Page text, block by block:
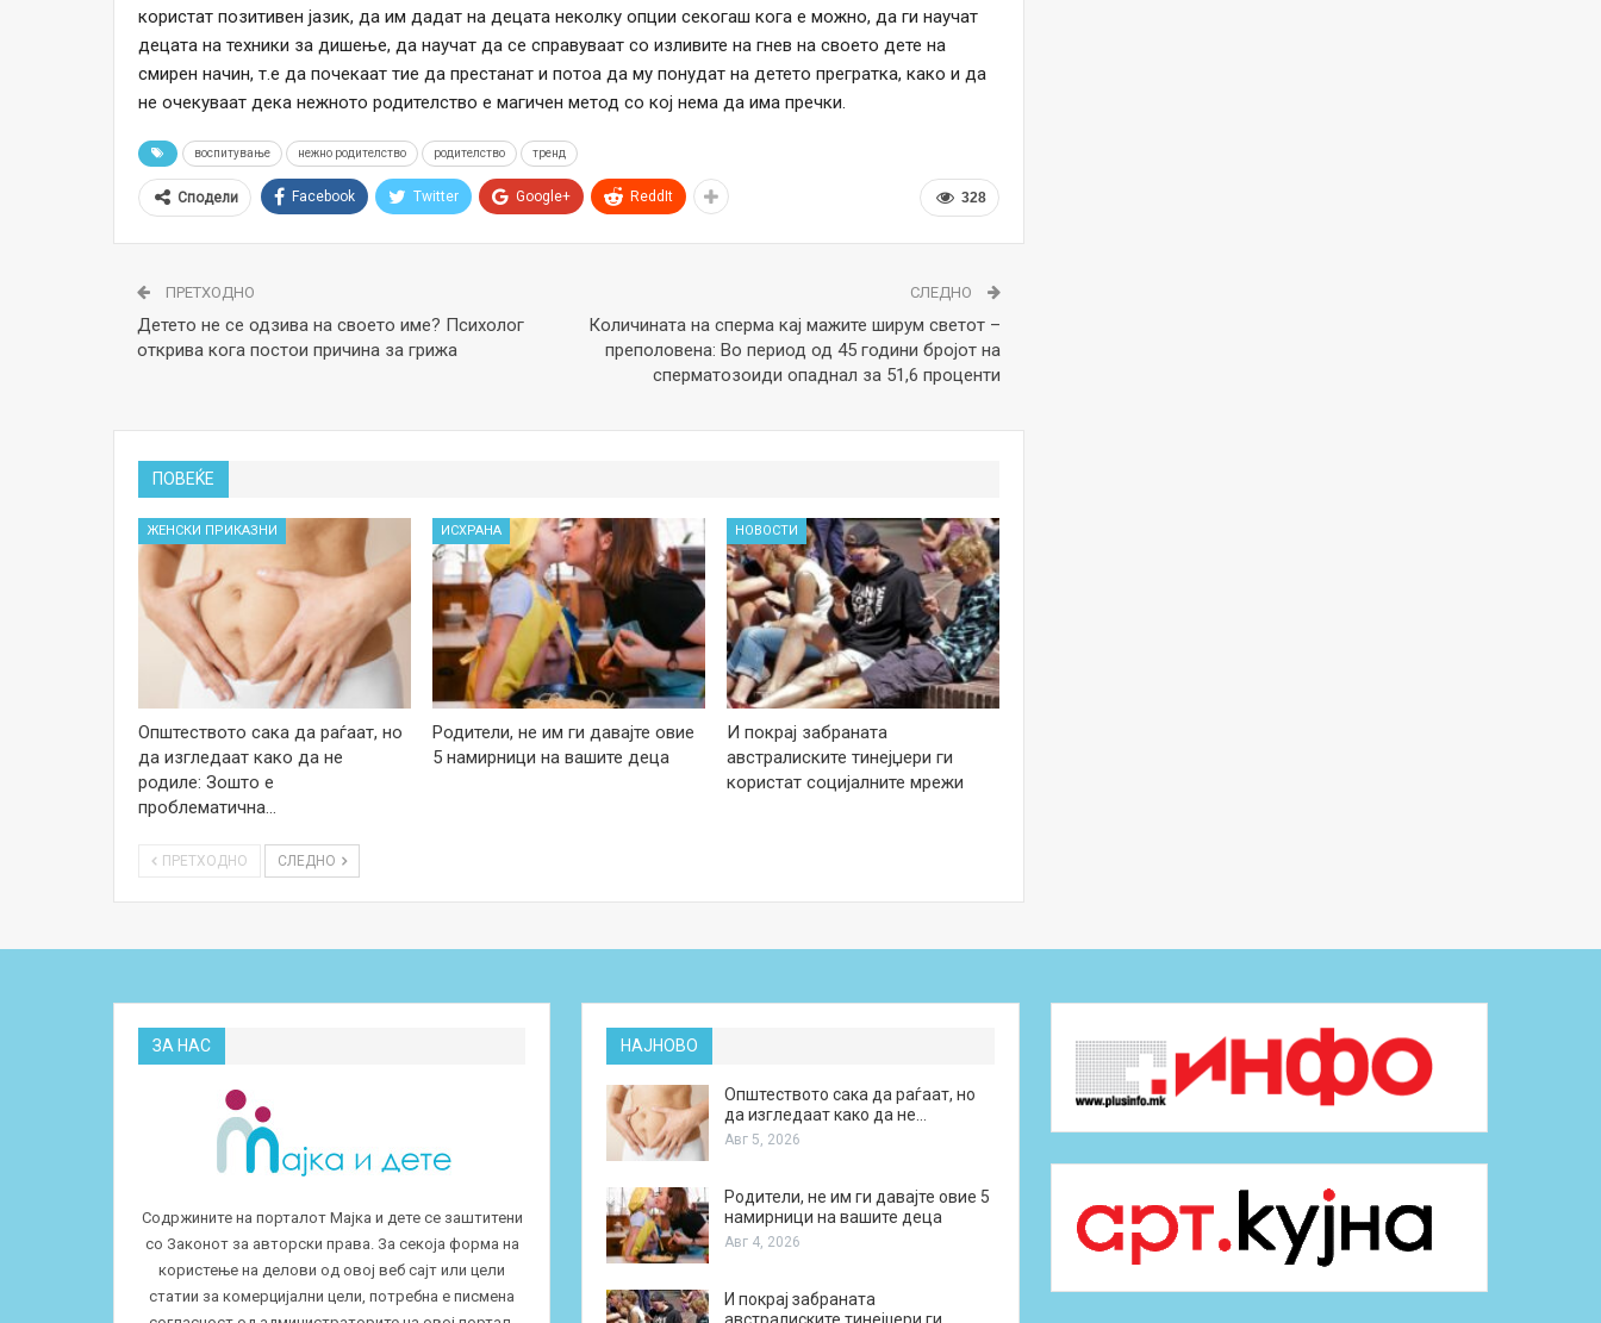
користат позитивен јазик, да им дадат на децата неколку опции секогаш кога е можно, да ги научат
децата на техники за дишење, да научат да се справуваат со изливите на гнев на своето дете на
смирен начин, т.е да почекаат тие да престанат и потоа да му понудат на детето прегратка, како и да
не очекуваат дека нежното родителство е магичен метод со кој нема да има пречки.
воспитување нежно родителство родителство тренд
328
Сподели Facebook Twitter Google+ ReddIt
ПРЕТХОДНО
Детето не се одзива на своето име? Психолог
открива кога постои причина за грижа
СЛЕДНО
Количината на сперма кај мажите ширум светот –
преполовена: Во период од 45 години бројот на
сперматозоиди опаднал за 51,6 проценти
ПОВЕЌЕ
ЖЕНСКИ ПРИКАЗНИ
Општеството сака да раѓаат, но
да изгледаат како да не
родиле: Зошто е
проблематична…
ИСХРАНА
Родители, не им ги давајте овие
5 намирници на вашите деца
НОВОСТИ
И покрај забраната
австралиските тинејџери ги
користат социјалните мрежи
ПРЕТХОДНО СЛЕДНО
ЗА НАС
Содржините на порталот Мајка и дете се заштитени
со Законот за авторски права. За секоја форма на
користење на делови од овој веб сајт или цели
статии за комерцијални цели, потребна е писмена
НАЈНОВО
Општеството сака да раѓаат, но
да изгледаат како да не…
Авг 5, 2026
Родители, не им ги давајте овие 5
намирници на вашите деца
Авг 4, 2026
И покрај забраната
австралиските тинејџери ги